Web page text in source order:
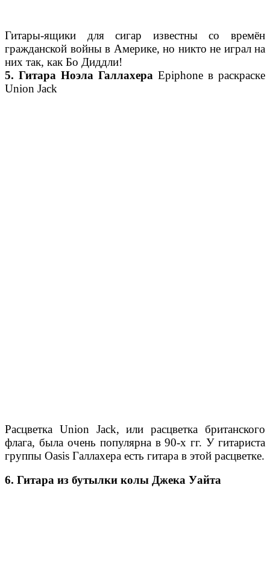
Гитары-ящики для сигар известны со времён
гражданской войны в Америке, но никто не играл на
них так, как Бо Диддли!
5. Гитара Ноэла Галлахера Epiphone в раскраске
Union Jack
Расцветка Union Jack, или расцветка британского
флага, была очень популярна в 90-х гг. У гитариста
группы Oasis Галлахера есть гитара в этой расцветке.
6. Гитара из бутылки колы Джека Уайта